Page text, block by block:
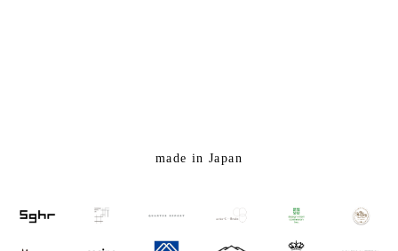
made in Japan